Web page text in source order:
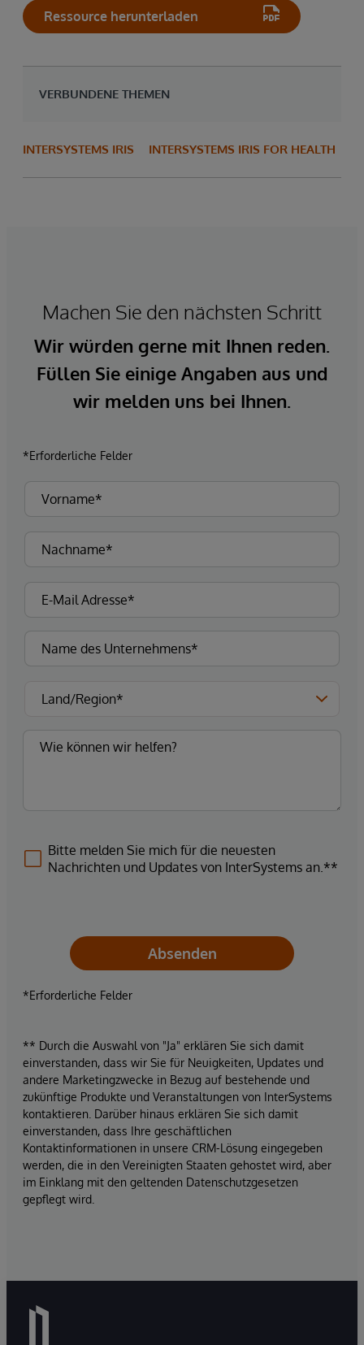
Ressource herunterladen
VERBUNDENE THEMEN
INTERSYSTEMS IRIS INTERSYSTEMS IRIS FOR HEALTH
Machen Sie den nächsten Schritt
Wir würden gerne mit Ihnen reden.
Füllen Sie einige Angaben aus und
wir melden uns bei Ihnen.
*Erforderliche Felder
Bitte melden Sie mich für die neuesten
Nachrichten und Updates von InterSystems an.**
Absenden
*Erforderliche Felder
** Durch die Auswahl von "Ja" erklären Sie sich damit
einverstanden, dass wir Sie für Neuigkeiten, Updates und
andere Marketingzwecke in Bezug auf bestehende und
zukünftige Produkte und Veranstaltungen von InterSystems
kontaktieren. Darüber hinaus erklären Sie sich damit
einverstanden, dass Ihre geschäftlichen
Kontaktinformationen in unsere CRM-Lösung eingegeben
werden, die in den Vereinigten Staaten gehostet wird, aber
im Einklang mit den geltenden Datenschutzgesetzen
gepflegt wird.